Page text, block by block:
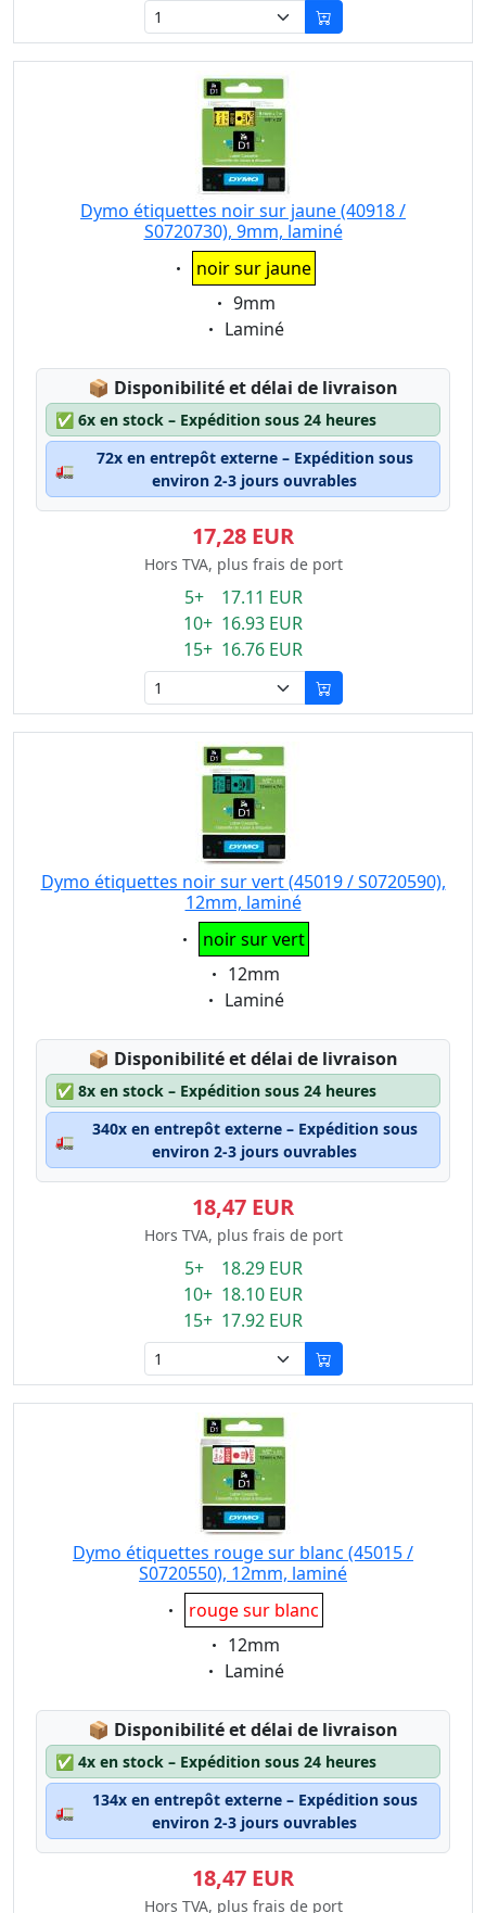
Dymo étiquettes noir sur jaune (40918 /
S0720730), 9mm, laminé
Eigenschaft:
noir sur jaune
Eigenschaft:
9mm
Eigenschaft:
Laminé
📦 Lagerstatus:
Disponibilité et délai de livraison
✅ 6x en stock – Expédition sous 24 heures
🚛
72x en entrepôt externe – Expédition sous
environ 2-3 jours ouvrables
17,28 EUR
Hors TVA, plus frais de port
5+ 17.11 EUR
10+ 16.93 EUR
15+ 16.76 EUR
Dymo étiquettes noir sur vert (45019 / S0720590),
12mm, laminé
Eigenschaft:
noir sur vert
Eigenschaft:
12mm
Eigenschaft:
Laminé
📦 Lagerstatus:
Disponibilité et délai de livraison
✅ 8x en stock – Expédition sous 24 heures
🚛
340x en entrepôt externe – Expédition sous
environ 2-3 jours ouvrables
18,47 EUR
Hors TVA, plus frais de port
5+ 18.29 EUR
10+ 18.10 EUR
15+ 17.92 EUR
Dymo étiquettes rouge sur blanc (45015 /
S0720550), 12mm, laminé
Eigenschaft:
rouge sur blanc
Eigenschaft:
12mm
Eigenschaft:
Laminé
📦 Lagerstatus:
Disponibilité et délai de livraison
✅ 4x en stock – Expédition sous 24 heures
🚛
134x en entrepôt externe – Expédition sous
environ 2-3 jours ouvrables
18,47 EUR
Hors TVA, plus frais de port